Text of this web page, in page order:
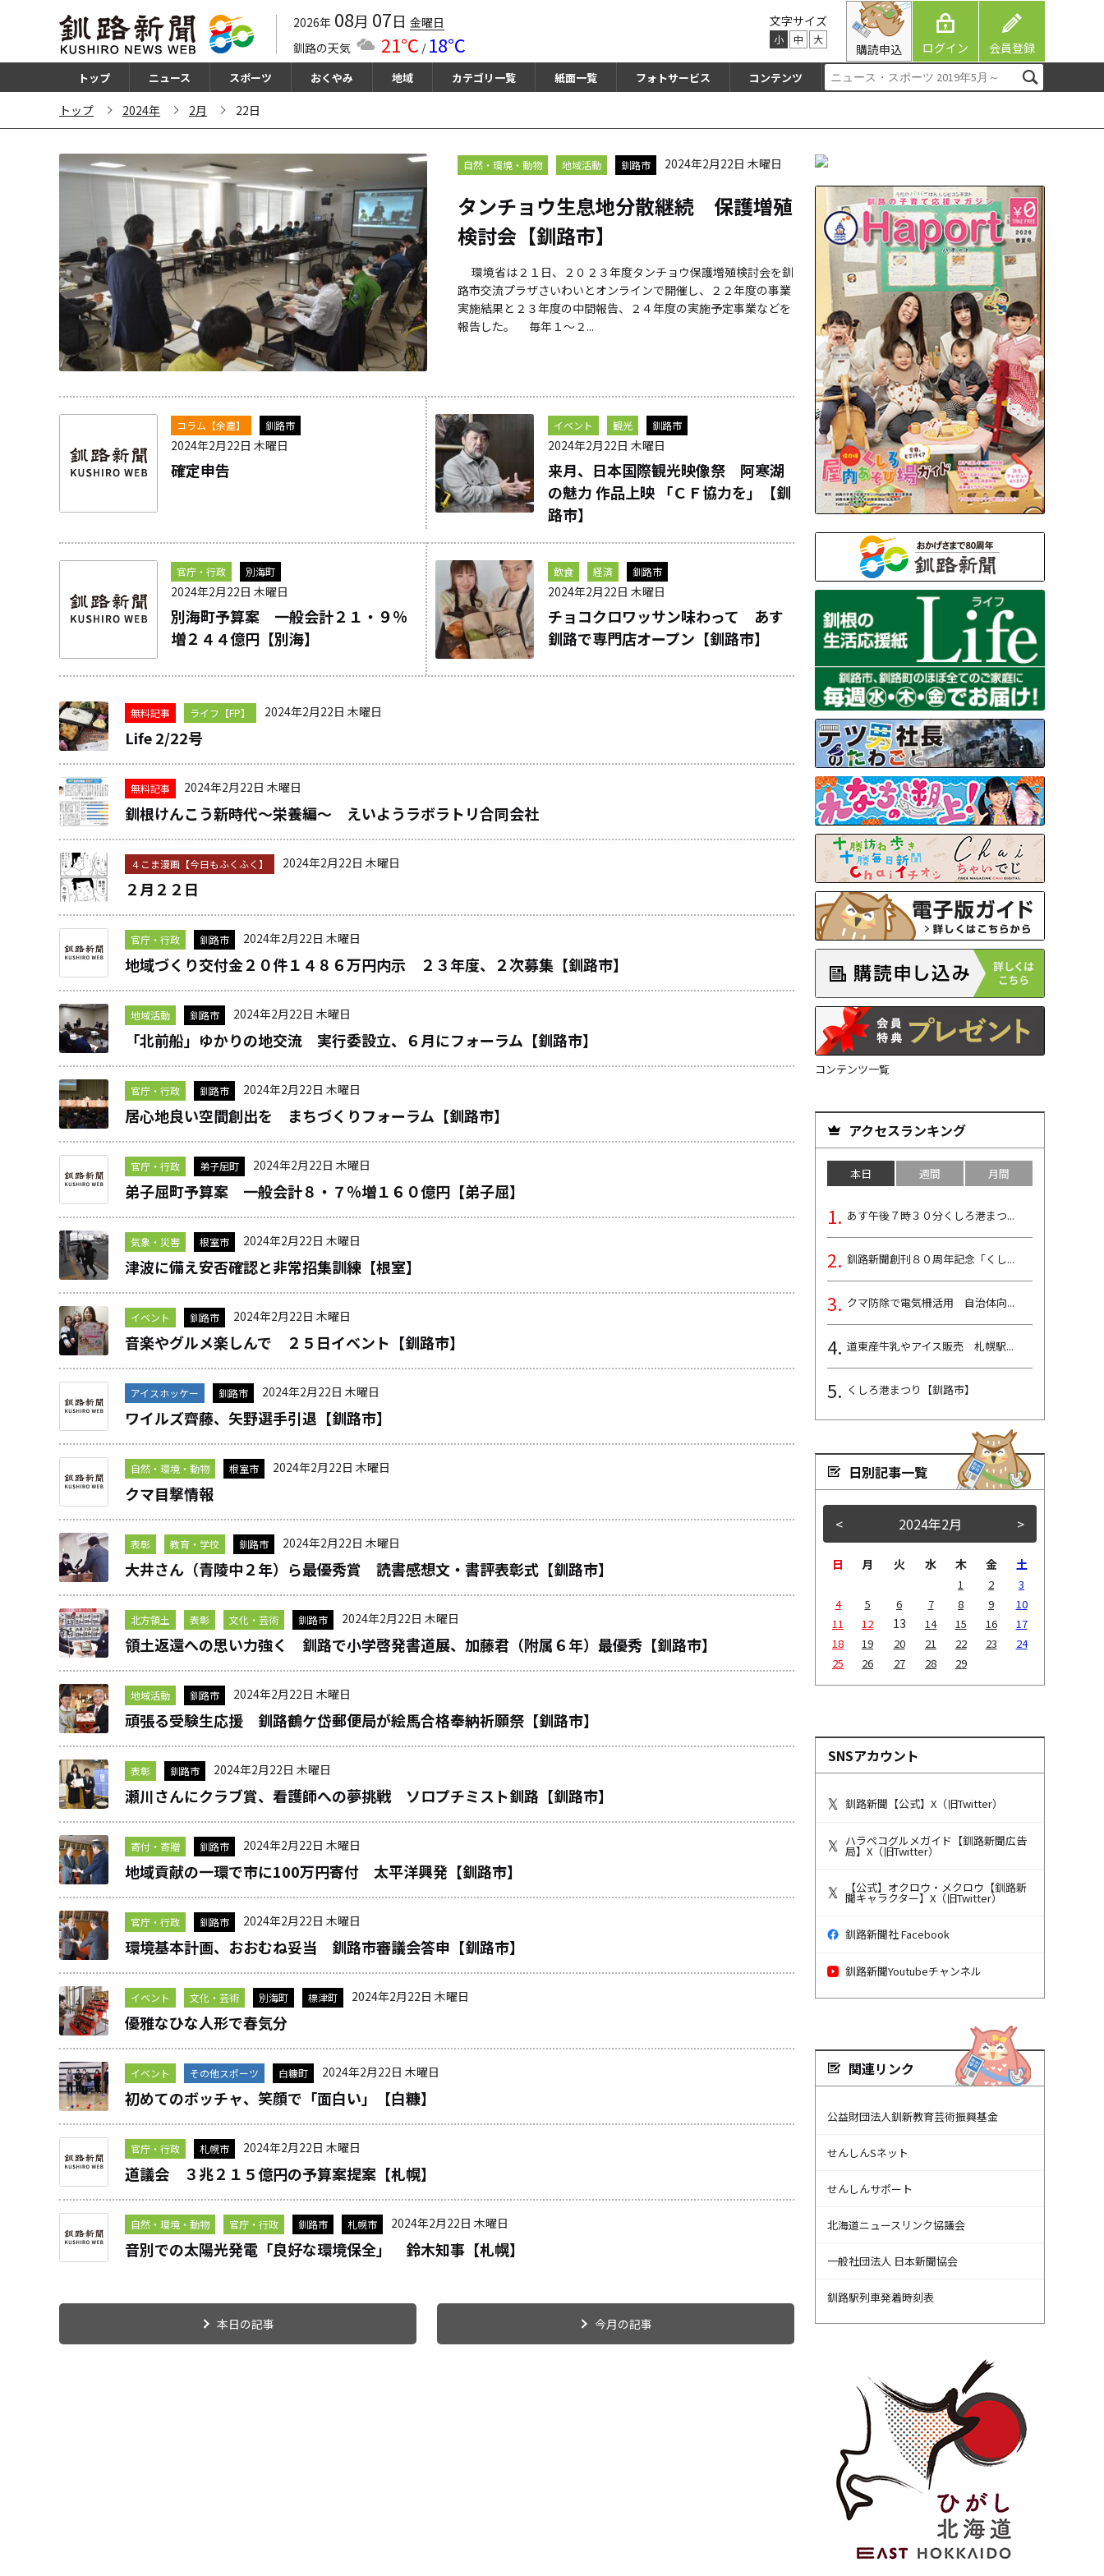
2026年 08月 07日 金曜日
釧路の天気
21℃ / 18℃
文字サイズ
小 中 大
購読申込 ログイン 会員登録
トップ ニュース スポーツ おくやみ 地域 カテゴリ一覧 紙面一覧 フォトサービス コンテンツ
トップ 2024年 2月 22日
自然・環境・動物 地域活動 釧路市 2024年2月22日 木曜日
タンチョウ生息地分散継続 保護増殖
検討会【釧路市】
環境省は２１日、２０２３年度タンチョウ保護増殖検討会を釧
路市交流プラザさいわいとオンラインで開催し、２２年度の事業
実施結果と２３年度の中間報告、２４年度の実施予定事業などを
報告した。 毎年１～２...
コラム【余塵】 釧路市
2024年2月22日 木曜日
確定申告
イベント 観光 釧路市
2024年2月22日 木曜日
来月、日本国際観光映像祭 阿寒湖
の魅力 作品上映 「ＣＦ協力を」【釧
路市】
官庁・行政 別海町
2024年2月22日 木曜日
別海町予算案 一般会計２１・９％
増２４４億円【別海】
飲食 経済 釧路市
2024年2月22日 木曜日
チョコクロワッサン味わって あす
釧路で専門店オープン【釧路市】
無料記事 ライフ【FP】 2024年2月22日 木曜日
Life 2/22号
無料記事 2024年2月22日 木曜日
釧根けんこう新時代～栄養編～ えいようラボラトリ合同会社
４こま漫画【今日もふくふく】 2024年2月22日 木曜日
２月２２日
官庁・行政 釧路市 2024年2月22日 木曜日
地域づくり交付金２０件１４８６万円内示 ２３年度、２次募集【釧路市】
地域活動 釧路市 2024年2月22日 木曜日
「北前船」ゆかりの地交流 実行委設立、６月にフォーラム【釧路市】
官庁・行政 釧路市 2024年2月22日 木曜日
居心地良い空間創出を まちづくりフォーラム【釧路市】
官庁・行政 弟子屈町 2024年2月22日 木曜日
弟子屈町予算案 一般会計８・７％増１６０億円【弟子屈】
気象・災害 根室市 2024年2月22日 木曜日
津波に備え安否確認と非常招集訓練【根室】
イベント 釧路市 2024年2月22日 木曜日
音楽やグルメ楽しんで ２５日イベント【釧路市】
アイスホッケー 釧路市 2024年2月22日 木曜日
ワイルズ齊藤、矢野選手引退【釧路市】
自然・環境・動物 根室市 2024年2月22日 木曜日
クマ目撃情報
表彰 教育・学校 釧路市 2024年2月22日 木曜日
大井さん（青陵中２年）ら最優秀賞 読書感想文・書評表彰式【釧路市】
北方領土 表彰 文化・芸術 釧路市 2024年2月22日 木曜日
領土返還への思い力強く 釧路で小学啓発書道展、加藤君（附属６年）最優秀【釧路市】
地域活動 釧路市 2024年2月22日 木曜日
頑張る受験生応援 釧路鶴ケ岱郵便局が絵馬合格奉納祈願祭【釧路市】
表彰 釧路市 2024年2月22日 木曜日
瀬川さんにクラブ賞、看護師への夢挑戦 ソロプチミスト釧路【釧路市】
寄付・寄贈 釧路市 2024年2月22日 木曜日
地域貢献の一環で市に100万円寄付 太平洋興発【釧路市】
官庁・行政 釧路市 2024年2月22日 木曜日
環境基本計画、おおむね妥当 釧路市審議会答申【釧路市】
イベント 文化・芸術 別海町 標津町 2024年2月22日 木曜日
優雅なひな人形で春気分
イベント その他スポーツ 白糠町 2024年2月22日 木曜日
初めてのボッチャ、笑顔で「面白い」【白糠】
官庁・行政 札幌市 2024年2月22日 木曜日
道議会 ３兆２１５億円の予算案提案【札幌】
自然・環境・動物 官庁・行政 釧路市 札幌市 2024年2月22日 木曜日
音別での太陽光発電「良好な環境保全」 鈴木知事【札幌】
本日の記事 今月の記事
コンテンツ一覧
アクセスランキング
本日 週間 月間
あす午後７時３０分くしろ港まつ...
釧路新聞創刊８０周年記念「くし...
クマ防除で電気柵活用 自治体向...
道東産牛乳やアイス販売 札幌駅...
くしろ港まつり【釧路市】
日別記事一覧
< >
2024年2月
日 月 火 水 木 金 土
1 2
3
4
5 6 7 8 9
10
11
12 13 14 15 16
17
18
19 20 21 22 23
24
25
26 27 28 29
SNSアカウント
釧路新聞【公式】X（旧Twitter）
ハラペコグルメガイド【釧路新聞広告
局】X（旧Twitter）
【公式】オクロウ・メクロウ【釧路新
聞キャラクター】X（旧Twitter）
釧路新聞社 Facebook
釧路新聞Youtubeチャンネル
関連リンク
公益財団法人釧新教育芸術振興基金
せんしんSネット
せんしんサポート
北海道ニュースリンク協議会
一般社団法人 日本新聞協会
釧路駅列車発着時刻表